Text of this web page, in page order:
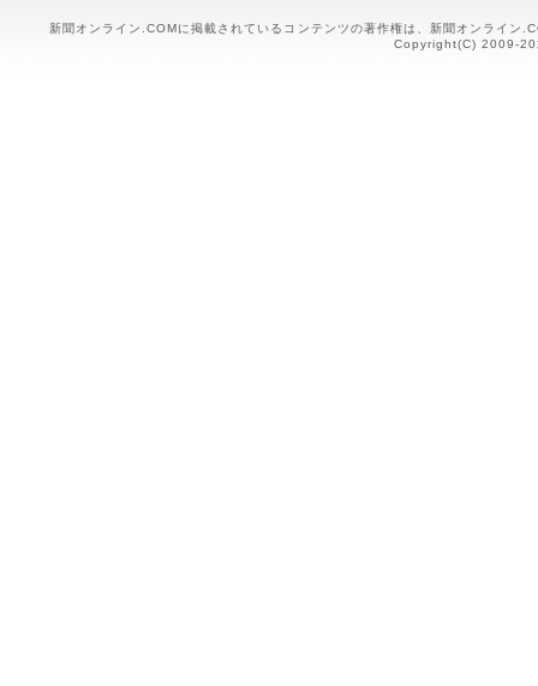
新聞オンライン.COMに掲載されているコンテンツの著作権は、新聞オンライン
Copyright(C) 2009-